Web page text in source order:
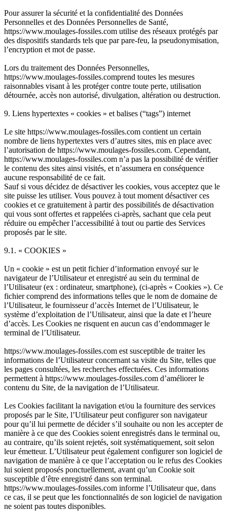
Pour assurer la sécurité et la confidentialité des Données
Personnelles et des Données Personnelles de Santé,
https://www.moulages-fossiles.com utilise des réseaux protégés par
des dispositifs standards tels que par pare-feu, la pseudonymisation,
l’encryption et mot de passe.
Lors du traitement des Données Personnelles,
https://www.moulages-fossiles.comprend toutes les mesures
raisonnables visant à les protéger contre toute perte, utilisation
détournée, accès non autorisé, divulgation, altération ou destruction.
9. Liens hypertextes « cookies » et balises (“tags”) internet
Le site https://www.moulages-fossiles.com contient un certain
nombre de liens hypertextes vers d’autres sites, mis en place avec
l’autorisation de https://www.moulages-fossiles.com. Cependant,
https://www.moulages-fossiles.com n’a pas la possibilité de vérifier
le contenu des sites ainsi visités, et n’assumera en conséquence
aucune responsabilité de ce fait.
Sauf si vous décidez de désactiver les cookies, vous acceptez que le
site puisse les utiliser. Vous pouvez à tout moment désactiver ces
cookies et ce gratuitement à partir des possibilités de désactivation
qui vous sont offertes et rappelées ci-après, sachant que cela peut
réduire ou empêcher l’accessibilité à tout ou partie des Services
proposés par le site.
9.1. « COOKIES »
Un « cookie » est un petit fichier d’information envoyé sur le
navigateur de l’Utilisateur et enregistré au sein du terminal de
l’Utilisateur (ex : ordinateur, smartphone), (ci-après « Cookies »). Ce
fichier comprend des informations telles que le nom de domaine de
l’Utilisateur, le fournisseur d’accès Internet de l’Utilisateur, le
système d’exploitation de l’Utilisateur, ainsi que la date et l’heure
d’accès. Les Cookies ne risquent en aucun cas d’endommager le
terminal de l’Utilisateur.
https://www.moulages-fossiles.com est susceptible de traiter les
informations de l’Utilisateur concernant sa visite du Site, telles que
les pages consultées, les recherches effectuées. Ces informations
permettent à https://www.moulages-fossiles.com d’améliorer le
contenu du Site, de la navigation de l’Utilisateur.
Les Cookies facilitant la navigation et/ou la fourniture des services
proposés par le Site, l’Utilisateur peut configurer son navigateur
pour qu’il lui permette de décider s’il souhaite ou non les accepter de
manière à ce que des Cookies soient enregistrés dans le terminal ou,
au contraire, qu’ils soient rejetés, soit systématiquement, soit selon
leur émetteur. L’Utilisateur peut également configurer son logiciel de
navigation de manière à ce que l’acceptation ou le refus des Cookies
lui soient proposés ponctuellement, avant qu’un Cookie soit
susceptible d’être enregistré dans son terminal.
https://www.moulages-fossiles.com informe l’Utilisateur que, dans
ce cas, il se peut que les fonctionnalités de son logiciel de navigation
ne soient pas toutes disponibles.